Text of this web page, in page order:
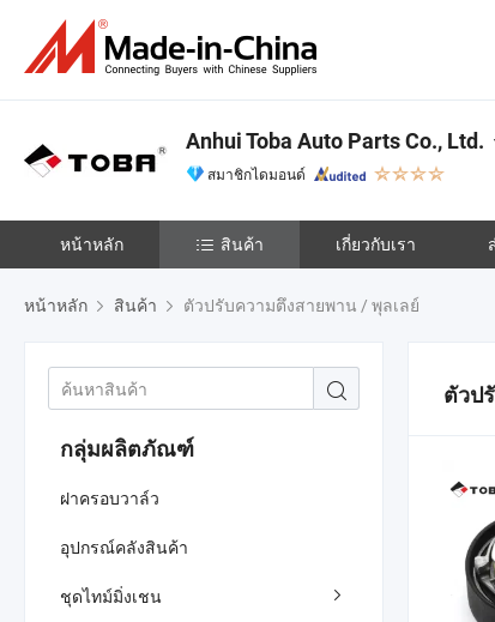
Anhui Toba Auto Parts Co., Ltd.
สมาชิกไดมอนด์
หน้าหลัก สินค้า เกี่ยวกับเรา
หน้าหลัก สินค้า ตัวปรับความตึงสายพาน / พุลเลย์
กลุ่มผลิตภัณฑ์
ฝาครอบวาล์ว
อุปกรณ์คลังสินค้า
ชุดไทม์มิ่งเชน
ตัวป